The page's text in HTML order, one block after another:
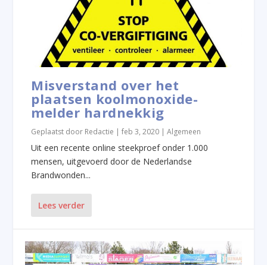
Misverstand over het
plaatsen koolmonoxide-
melder hardnekkig
Geplaatst door Redactie |feb 3, 2020 |Algemeen
Uit een recente online steekproef onder 1.000
mensen, uitgevoerd door de Nederlandse
Brandwonden...
Lees verder